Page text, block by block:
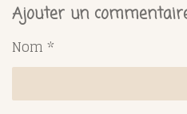
t
a
e
r
t
a
r
t
a
r
t
a
r
Ajouter un
Nom *